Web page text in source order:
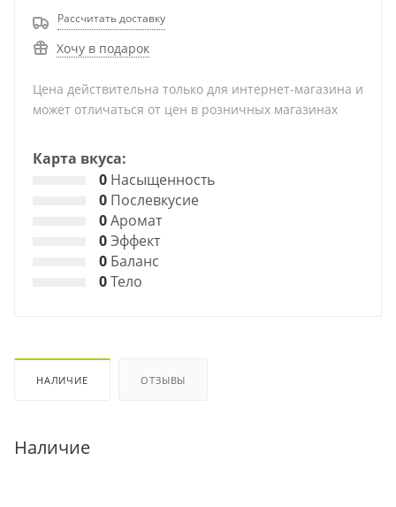
Рассчитать доставку
Хочу в подарок
Цена действительна только для интернет-магазина и
может отличаться от цен в розничных магазинах
Карта вкуса:
0 Насыщенность
0 Послевкусие
0Аромат
0Эффект
0 Баланс
0Тело
НАЛИЧИЕ ОТЗЫВЫ
Наличие